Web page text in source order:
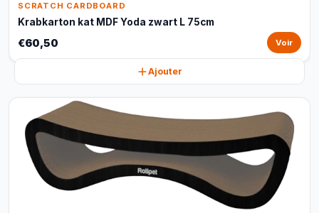
SCRATCH CARDBOARD
Krabkarton kat MDF Yoda zwart L 75cm
€60,50 Voir
Ajouter